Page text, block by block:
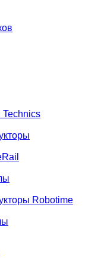
Technics
Robotime